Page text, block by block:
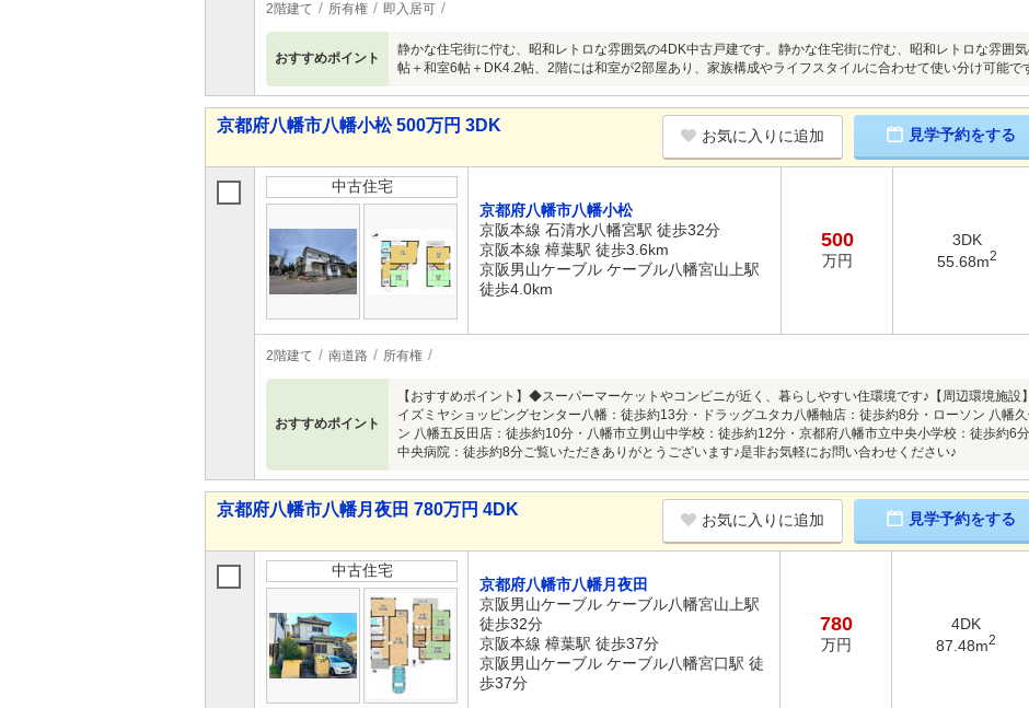
2階建て 所有権 即入居可
おすすめポイント
静かな住宅街に佇む、昭和レトロな雰囲気の4DK中古戸建です。静かな住宅街に佇む、昭和レトロな雰囲
帖＋和室6帖＋DK4.2帖、2階には和室が2部屋あり、家族構成やライフスタイルに合わせて使い分け可能で
京都府八幡市八幡小松 500万円 3DK
お気に入りに追加 見学予約をする
中古住宅
京都府八幡市八幡小松
京阪本線 石清水八幡宮駅 徒歩32分
京阪本線 樟葉駅 徒歩3.6km
京阪男山ケーブル ケーブル八幡宮山上駅
徒歩4.0km
500
万円
3DK
55.68m2
2階建て 南道路 所有権
おすすめポイント
【おすすめポイント】◆スーパーマーケットやコンビニが近く、暮らしやすい住環境です♪【周辺環境施設
イズミヤショッピングセンター八幡：徒歩約13分・ドラッグユタカ八幡軸店：徒歩約8分・ローソン 八幡
ン 八幡五反田店：徒歩約10分・八幡市立男山中学校：徒歩約12分・京都府八幡市立中央小学校：徒歩約6
中央病院：徒歩約8分ご覧いただきありがとうございます♪是非お気軽にお問い合わせください♪
京都府八幡市八幡月夜田 780万円 4DK
お気に入りに追加 見学予約をする
中古住宅
京都府八幡市八幡月夜田
京阪男山ケーブル ケーブル八幡宮山上駅
徒歩32分
京阪本線 樟葉駅 徒歩37分
京阪男山ケーブル ケーブル八幡宮口駅 徒
歩37分
780
万円
4DK
87.48m2